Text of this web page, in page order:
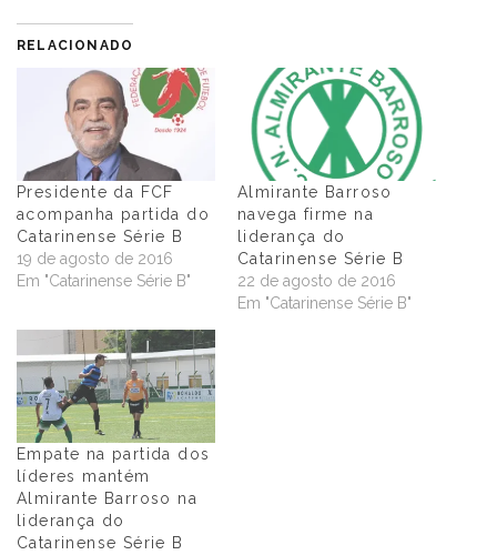
RELACIONADO
Presidente da FCF
acompanha partida do
Catarinense Série B
19 de agosto de 2016
Em "Catarinense Série B"
Almirante Barroso
navega firme na
liderança do
Catarinense Série B
22 de agosto de 2016
Em "Catarinense Série B"
Empate na partida dos
líderes mantém
Almirante Barroso na
liderança do
Catarinense Série B